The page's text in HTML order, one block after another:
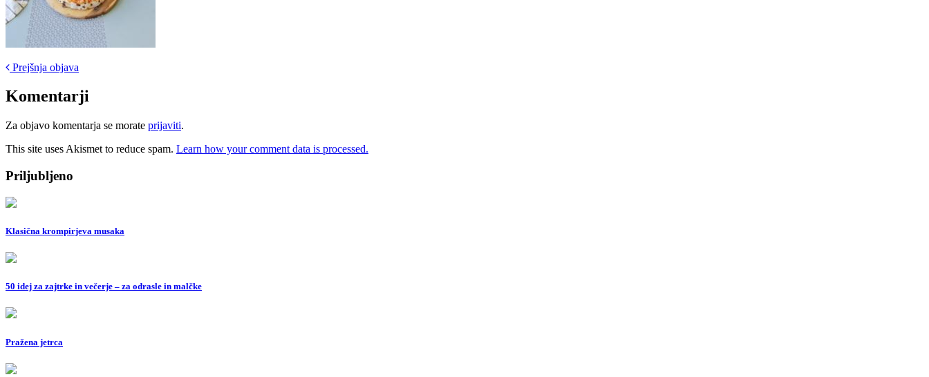
Post
navigation
Prejšnja objava
Komentarji
Za objavo komentarja se morate prijaviti.
This site uses Akismet to reduce spam. Learn how your comment data is processed.
Priljubljeno
Klasična krompirjeva musaka
50 idej za zajtrke in večerje – za odrasle in malčke
Pražena jetrca